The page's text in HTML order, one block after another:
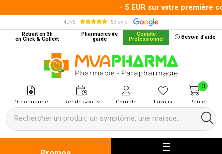
- 5 EUR sur votre première
4,7/5
53 avis
Retrait en 3h
en Click & Collect
Pharmacies de
garde
Compte
Professionnel Besoin d’aide
MVA Pharma Votre pharmacie
Ordonnance Rendez-vous Compte Favoris Panier
0